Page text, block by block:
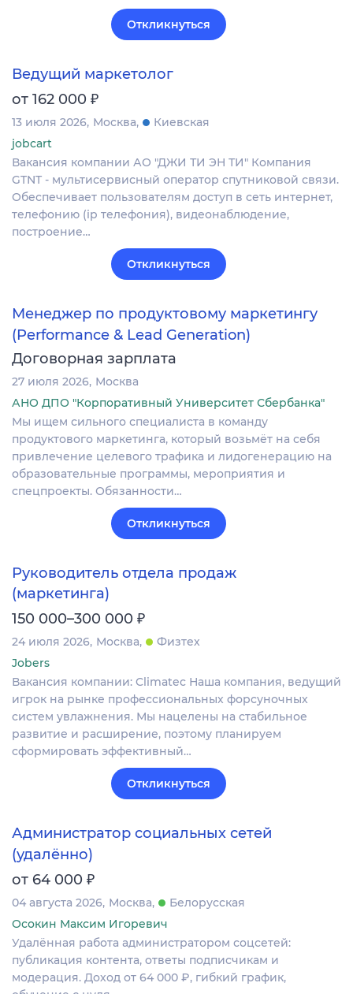
Откликнуться
Ведущий маркетолог
от 162 000 ₽
13 июля 2026 Москва
Киевская
jobcart
Вакансия компании АО "ДЖИ ТИ ЭН ТИ" Компания
GTNT - мультисервисный оператор спутниковой связи.
Обеспечивает пользователям доступ в сеть интернет,
телефонию (ip телефония), видеонаблюдение,
построение…
Откликнуться
Менеджер по продуктовому маркетингу
(Performance & Lead Generation)
Договорная зарплата
27 июля 2026 Москва
АНО ДПО "Корпоративный Университет Сбербанка"
Мы ищем сильного специалиста в команду
продуктового маркетинга, который возьмёт на себя
привлечение целевого трафика и лидогенерацию на
образовательные программы, мероприятия и
спецпроекты. Обязанности…
Откликнуться
Руководитель отдела продаж
(маркетинга)
150 000–300 000 ₽
24 июля 2026 Москва
Физтех
Jobers
Вакансия компании: Climatec Наша компания, ведущий
игрок на рынке профессиональных форсуночных
систем увлажнения. Мы нацелены на стабильное
развитие и расширение, поэтому планируем
сформировать эффективный…
Откликнуться
Администратор социальных сетей
(удалённо)
от 64 000 ₽
04 августа 2026 Москва
Белорусская
Осокин Максим Игоревич
Удалённая работа администратором соцсетей:
публикация контента, ответы подписчикам и
модерация. Доход от 64 000 ₽, гибкий график,